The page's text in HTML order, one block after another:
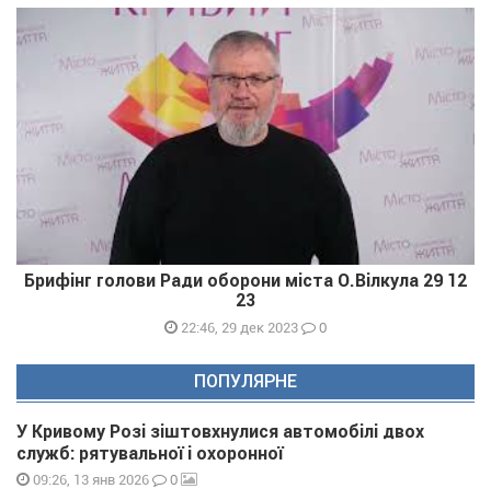
Брифінг голови Ради оборони міста О.Вілкула 29 12
23
22:46, 29 дек 2023 0
ПОПУЛЯРНЕ
У Кривому Розі зіштовхнулися автомобілі двох
служб: рятувальної і охоронної
09:26, 13 янв 2026 0